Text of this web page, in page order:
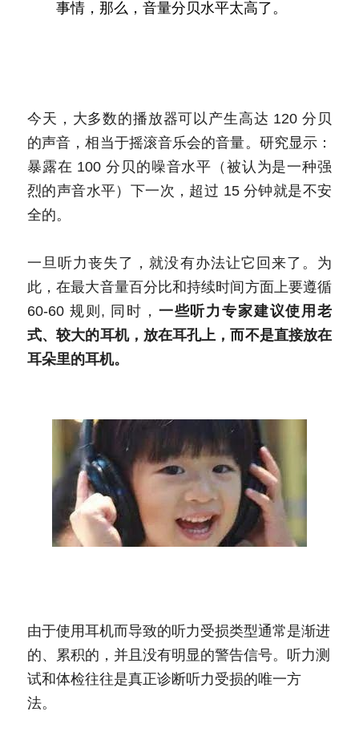
事情，那么，音量分贝水平太高了。
今天，大多数的播放器可以产生高达 120 分贝
的声音，相当于摇滚音乐会的音量。研究显示：
暴露在 100 分贝的噪音水平（被认为是一种强
烈的声音水平）下一次，超过 15 分钟就是不安
全的。
一旦听力丧失了，就没有办法让它回来了。为
此，在最大音量百分比和持续时间方面上要遵循
60-60 规则, 同时， 一些听力专家建议使用老
式、较大的耳机，放在耳孔上，而不是直接放在
耳朵里的耳机。
由于使用耳机而导致的听力受损类型通常是渐进
的、累积的，并且没有明显的警告信号。听力测
试和体检往往是真正诊断听力受损的唯一方
法。